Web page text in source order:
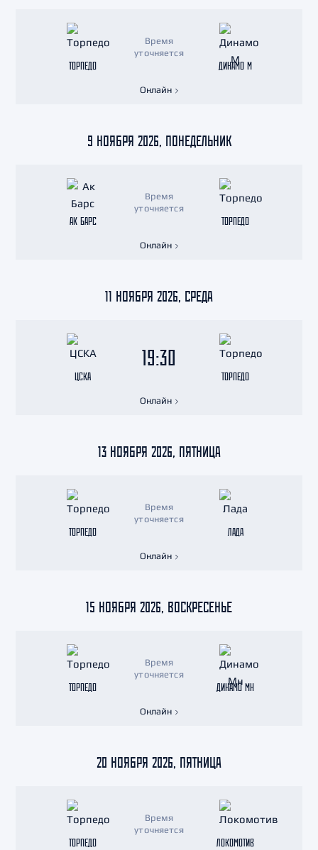
ТОРПЕДО
Время
уточняется
ДИНАМО М
Онлайн
9 НОЯБРЯ 2026, ПОНЕДЕЛЬНИК
АК БАРС
Время
уточняется
ТОРПЕДО
Онлайн
11 НОЯБРЯ 2026, СРЕДА
ЦСКА
19:30
ТОРПЕДО
Онлайн
13 НОЯБРЯ 2026, ПЯТНИЦА
ТОРПЕДО
Время
уточняется
ЛАДА
Онлайн
15 НОЯБРЯ 2026, ВОСКРЕСЕНЬЕ
ТОРПЕДО
Время
уточняется
ДИНАМО МН
Онлайн
20 НОЯБРЯ 2026, ПЯТНИЦА
ТОРПЕДО
Время
уточняется
ЛОКОМОТИВ